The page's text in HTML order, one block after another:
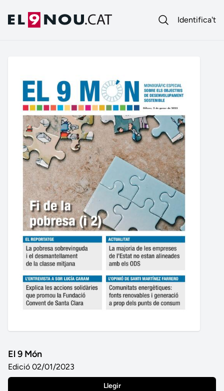
Identifica't
El 9 Món
Edició 02/01/2023
Llegir